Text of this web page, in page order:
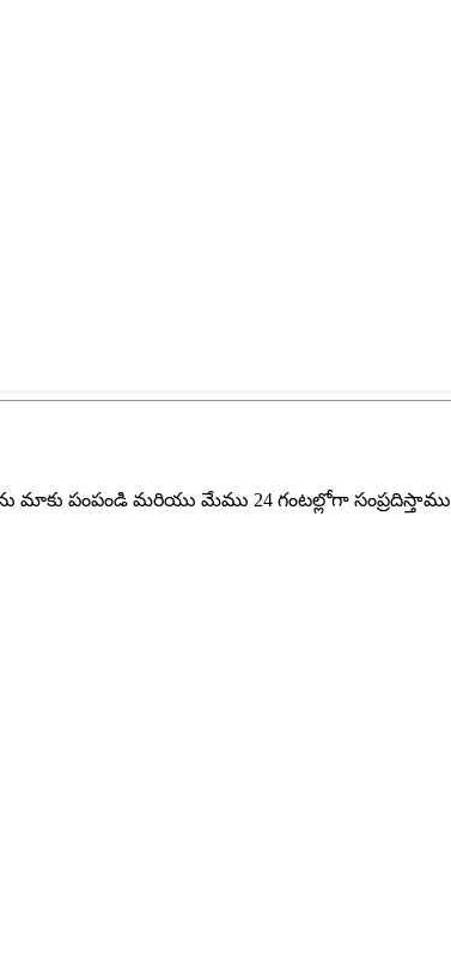
పంపండి మరియు మేము 24 గంటల్లోగా